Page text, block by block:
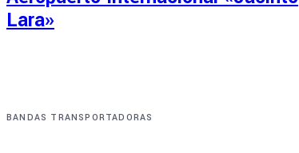
Lara»
BANDAS TRANSPORTADORAS